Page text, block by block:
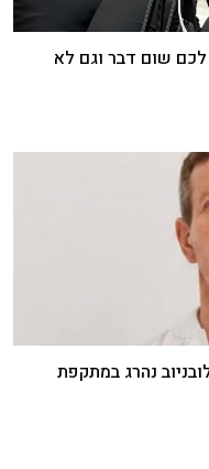
שום דבר וגם לא
נהרג במתקפת